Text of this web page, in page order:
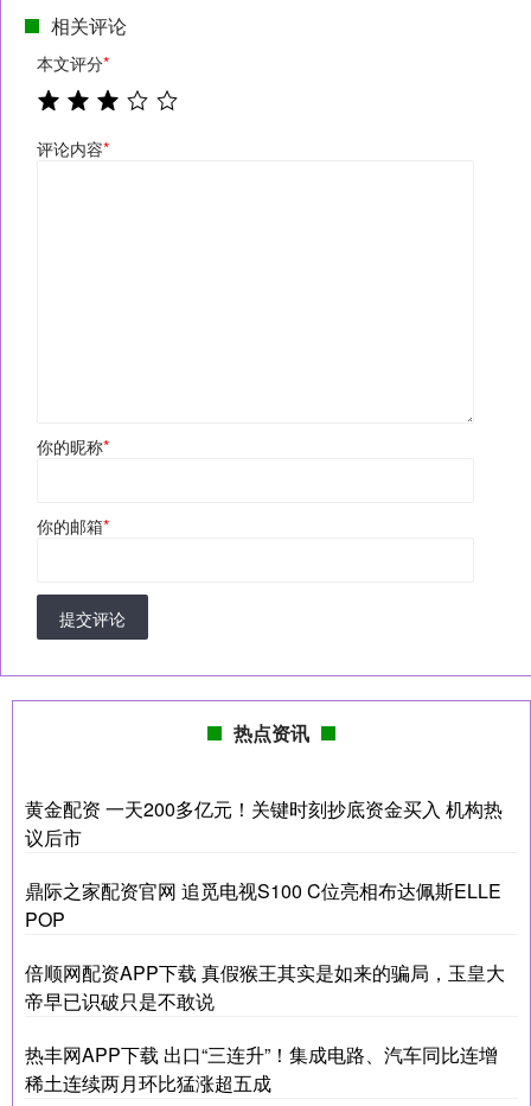
相关评论
本文评分*
评论内容*
你的昵称*
你的邮箱*
提交评论
热点资讯
黄金配资 一天200多亿元！关键时刻抄底资金买入 机构热
议后市
鼎际之家配资官网 追觅电视S100 C位亮相布达佩斯ELLE
POP
倍顺网配资APP下载 真假猴王其实是如来的骗局，玉皇大
帝早已识破只是不敢说
热丰网APP下载 出口“三连升”！集成电路、汽车同比连增
稀土连续两月环比猛涨超五成